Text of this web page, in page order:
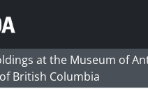
at the Museum of
British Columbia